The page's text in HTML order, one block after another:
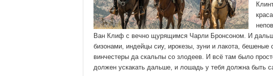
Ван Клиф с вечно щурящимся Чарли Бронсоном. И
бизонами, индейцы сиу, ирокезы, зуни и лакота,
винчестеры да скальпы со злодеев. И всё там было
должен ускакать дальше, и лошадь у тебя должна быть